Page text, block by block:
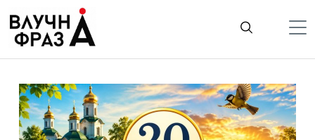
содержимому
Гроші
Життя